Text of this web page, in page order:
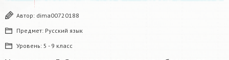
Автор: dima00720188
Предмет: Русский язык
Уровень: 5 - 9 класс